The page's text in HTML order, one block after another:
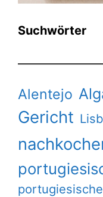
Suchwörter
Alentejo
Gericht